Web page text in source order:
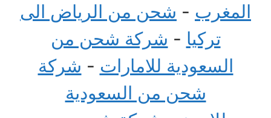
المغرب - شحن من الرياض الى
تركيا - شركة شحن من
السعودية للامارات - شركة
شحن من السعودية